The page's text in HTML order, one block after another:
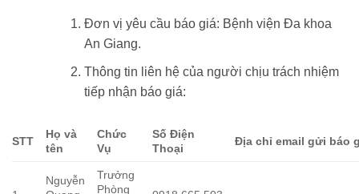
Đơn vị yêu cầu báo giá: Bệnh viện Đa khoa
An Giang.
Thông tin liên hệ của người chịu trách nhiệm
tiếp nhận báo giá:
STT
Họ và
tên
Chức
Vụ
Số Điện
Thoại
Địa chỉ email gửi báo
Nguyễn
Trưởng
Phòng